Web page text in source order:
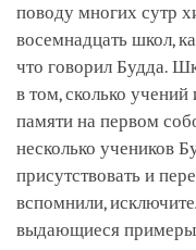
поводу многих сутр
восемнадцать школ,
что говорил Будда.
в том, сколько
памяти на первом
несколько учеников
присутствовать и
вспомнили,
выдающиеся примеры